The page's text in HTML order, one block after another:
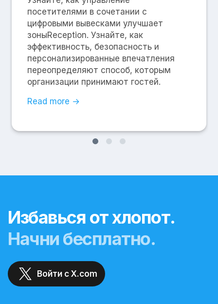
посетителями в сочетании с
цифровыми вывесками улучшает
зоныReception. Узнайте, как
эффективность, безопасность и
персонализированные впечатления
переопределяют способ, которым
организации принимают гостей.
Read more →
Избавься от хлопот.
Начни бесплатно.
Войти с X.com